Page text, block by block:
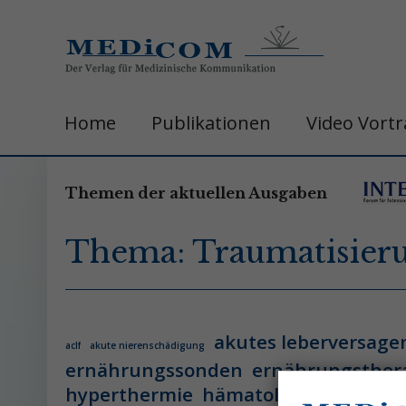
Home Publikationen Video
Themen der aktuellen Ausgaben
Thema:
aclf akute nierenschädigung akutes
ernährungssonden
hyperthermie hämatologie